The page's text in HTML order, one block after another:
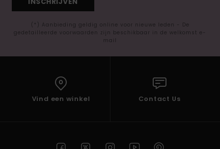
(*) Aanbieding geldig online voor nieuwe leden - De
gedetailleerde voorwaarden zijn beschikbaar in de welkomst e-
mail
Vind een winkel Contact Us